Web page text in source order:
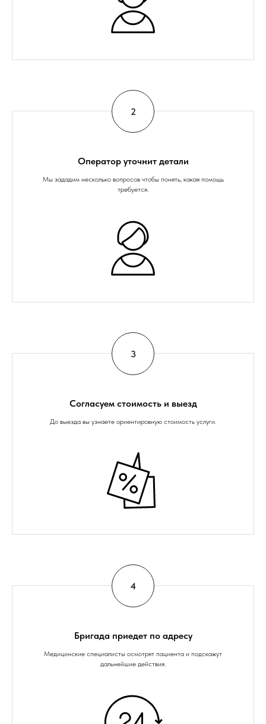
Оператор уточнит детали
Мы зададим несколько вопросов чтобы понять, какая помощь
требуется.
Согласуем стоимость и выезд
До выезда вы узнаете ориентировную стоимость услуги.
Бригада приедет по адресу
Медицинские специалисты осмотрят пациента и подскажут
дальнейшие действия.